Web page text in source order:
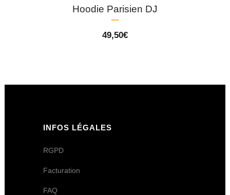
Hoodie Parisien DJ
49,50€
INFOS LÉGALES
RGPD
Facturation
FAQ